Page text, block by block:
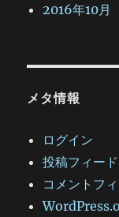
2016年10月
メタ情報
ログイン
投稿フィード
コメントフ